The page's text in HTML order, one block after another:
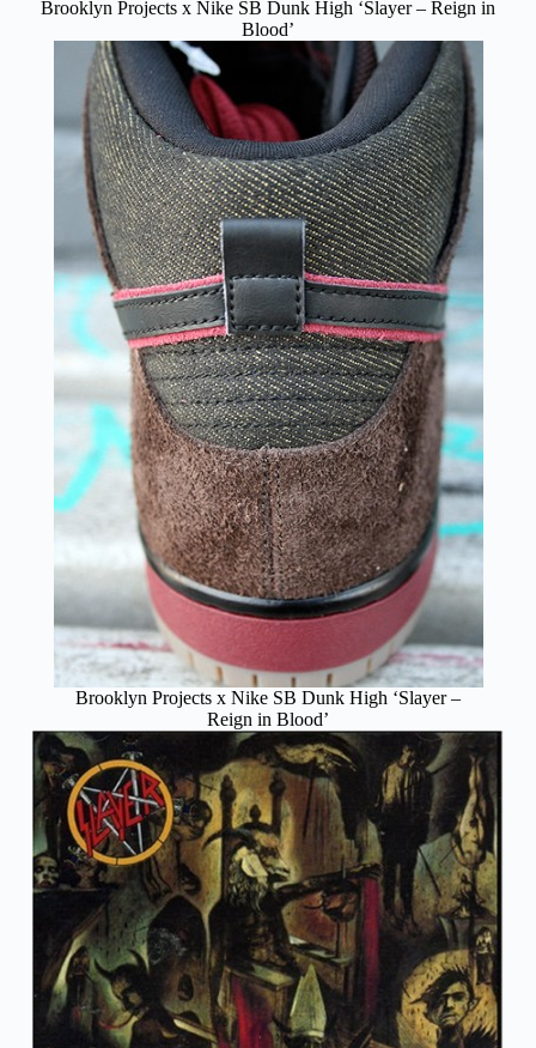
Brooklyn Projects x Nike SB Dunk High ‘Slayer – Reign in
Blood’
Brooklyn Projects x Nike SB Dunk High ‘Slayer –
Reign in Blood’